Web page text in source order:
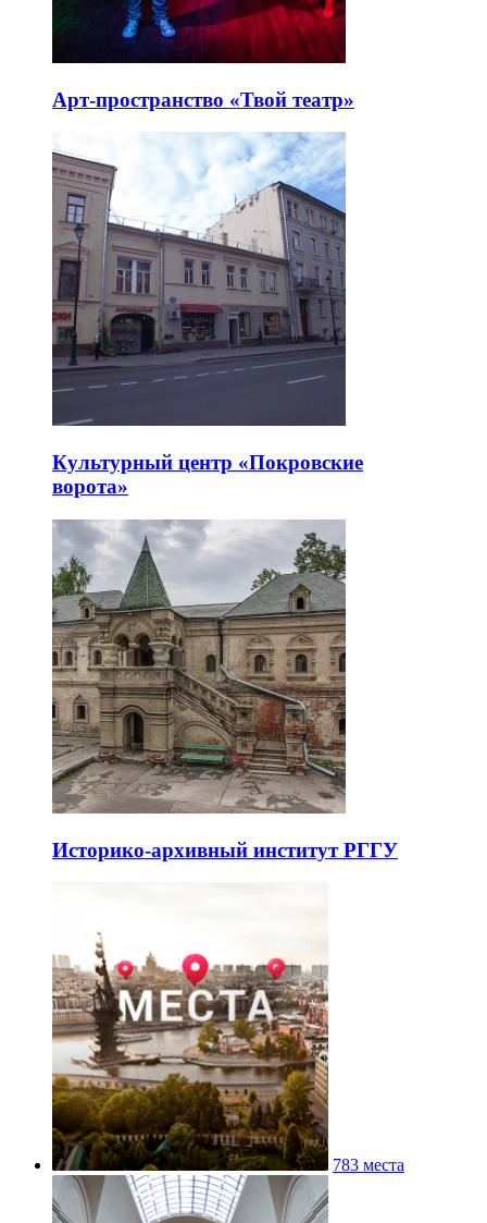
Арт-пространство «Твой театр»
Культурный центр «Покровские
ворота»
Историко-архивный институт РГГУ
783 места